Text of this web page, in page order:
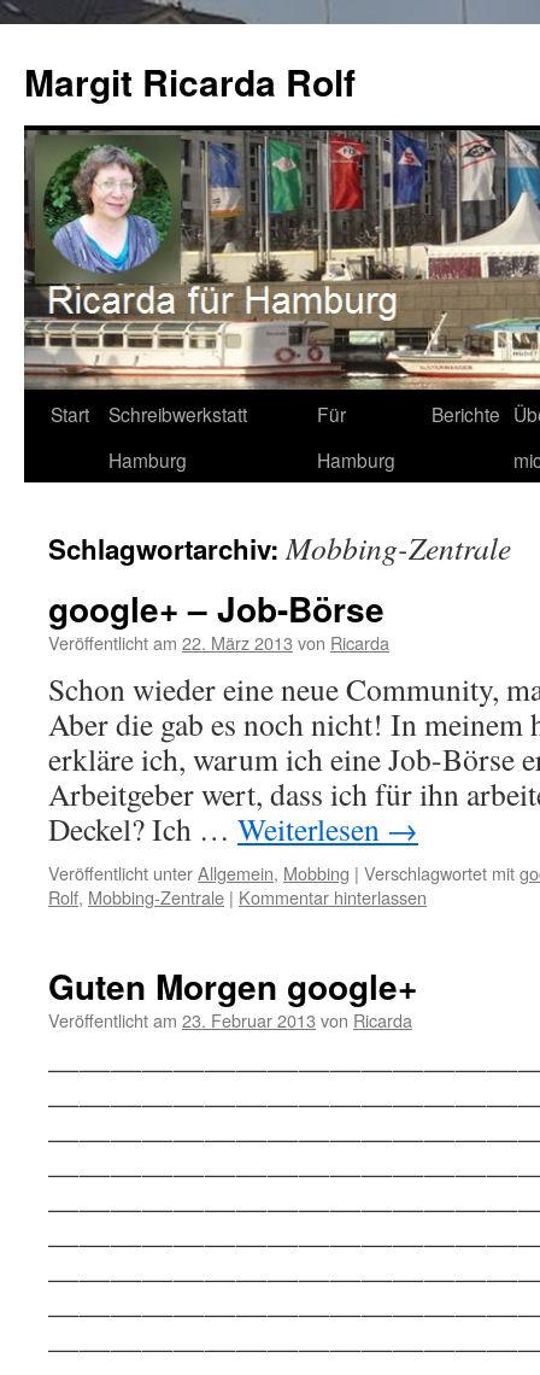
springen
Margit Ricarda Rolf
Start
Schreibwerkstatt
Hamburg
Für
Hamburg
Berichte
Schlagwortarchiv:Mobbing-Zentrale
google+ – Job-Börse
Veröffentlicht am 22. März 2013 von Ricarda
Schon wieder eine neue Community,
Aber die gab es noch nicht! In meinem
erkläre ich, warum ich eine Job-Börse
Arbeitgeber wert, dass ich für ihn
Deckel? Ich … Weiterlesen →
Veröffentlicht unterAllgemein, Mobbing | Verschlagwortet mit
Rolf, Mobbing-Zentrale | Kommentar hinterlassen
Guten Morgen google+
Veröffentlicht am 23. Februar 2013 von Ricarda